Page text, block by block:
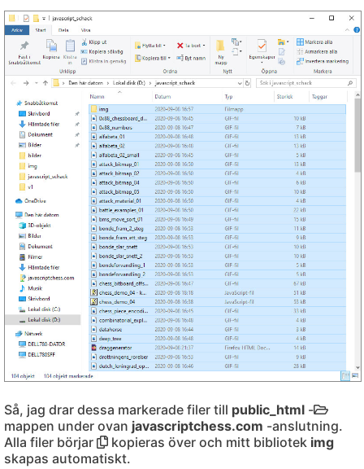
Så, jag drar dessa markerade filer till public_html -
mappen under ovan javascriptchess.com -anslutning.
Alla filer börjar
kopieras över och mitt bibliotek img
skapas automatiskt.